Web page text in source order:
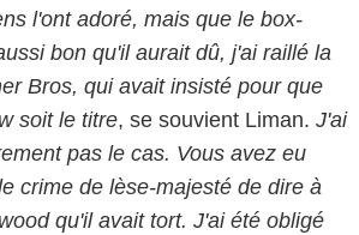
l'ont adoré, mais que le box-
bon qu'il aurait dû, j'ai raillé la
Bros, qui avait insisté pour que
soit le titre, se souvient Liman. J'ai
pas le cas. Vous avez eu
crime de lèse-majesté de dire à
qu'il avait tort. J'ai été obligé